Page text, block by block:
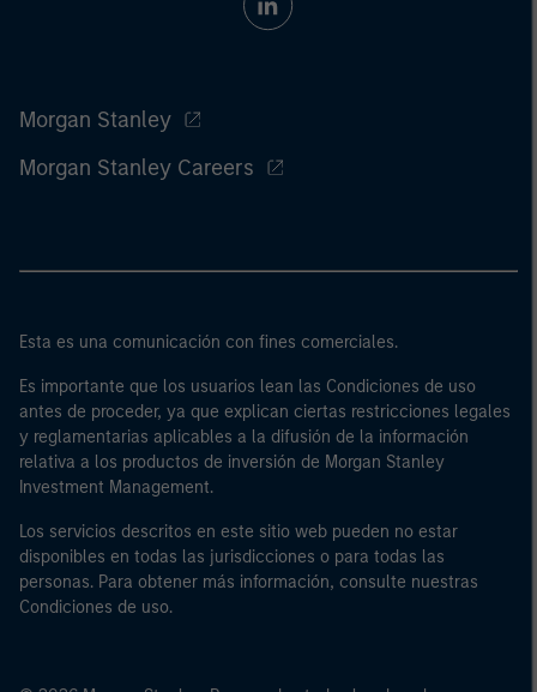
Morgan Stanley
Morgan Stanley Careers
Esta es una comunicación con fines comerciales.
Es importante que los usuarios lean las Condiciones de uso
antes de proceder, ya que explican ciertas restricciones legales
y reglamentarias aplicables a la difusión de la información
relativa a los productos de inversión de Morgan Stanley
Investment Management.
Los servicios descritos en este sitio web pueden no estar
disponibles en todas las jurisdicciones o para todas las
personas. Para obtener más información, consulte nuestras
Condiciones de uso.